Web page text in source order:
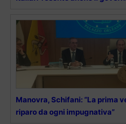
Manovra, Schifani: “La prima
riparo da ogni impugnativa”